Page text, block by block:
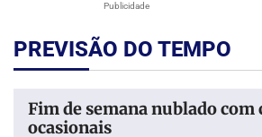
Publicidade
PREVISÃO DO TEMPO
Fim de semana nublado com
ocasionais